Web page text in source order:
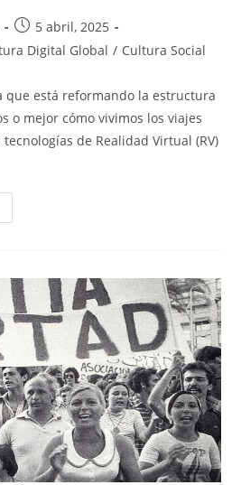
Entrada
publicada:
5 abril, 2025
Digital Global / Cultura Social
que está reformando la estructura
o mejor cómo vivimos los viajes
de Realidad Virtual (RV)